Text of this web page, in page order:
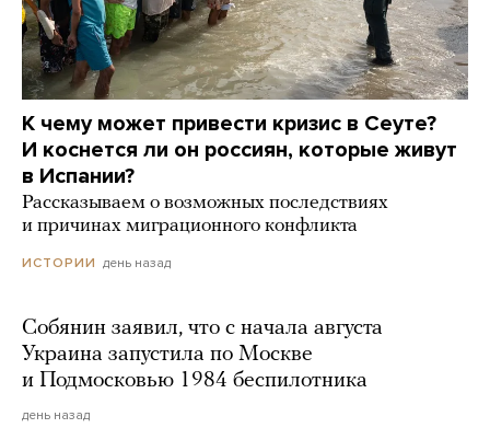
К чему может привести кризис в Сеуте?
И коснется ли он россиян, которые живут
в Испании?
Рассказываем о возможных последствиях
и причинах миграционного конфликта
ИСТОРИИ день назад
Собянин заявил, что с начала августа
Украина запустила по Москве
и Подмосковью 1984 беспилотника
день назад